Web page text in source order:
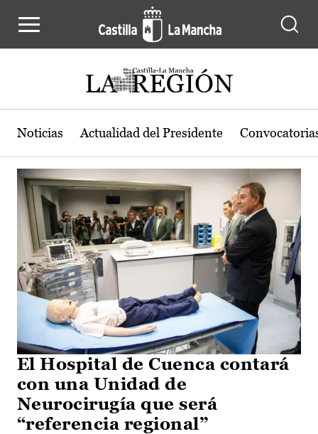
Actualidad de la región de Castilla-
Noticias Actualidad del Presidente
El Hospital de Cuenca contará
con una Unidad de
Neurocirugía que será
“referencia regional”